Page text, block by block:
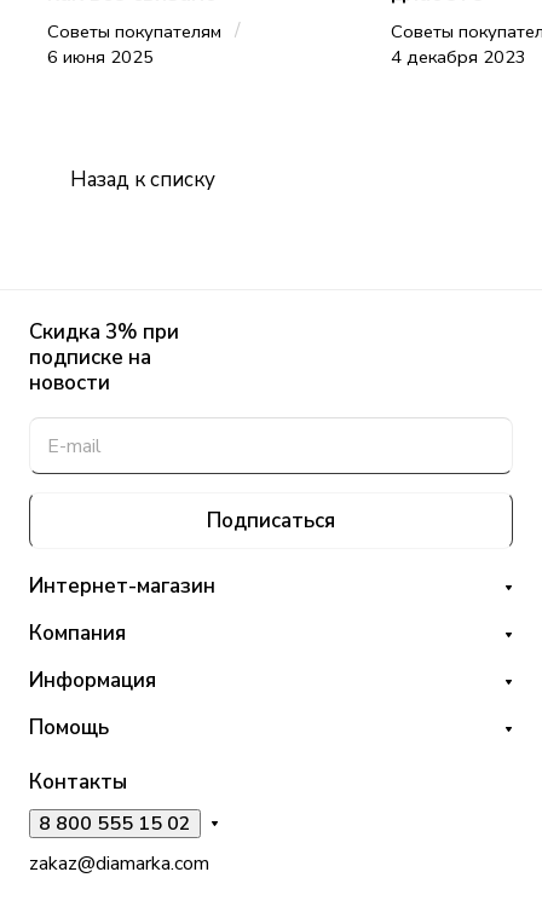
Советы покупателям /
6 июня 2025
Советы
4 декабря 2023
Назад к списку
Скидка 3% при
подписке на
новости
Подписаться
Интернет-магазин
Компания
Информация
Помощь
Контакты
8 800 555 15 02
zakaz@diamarka.com